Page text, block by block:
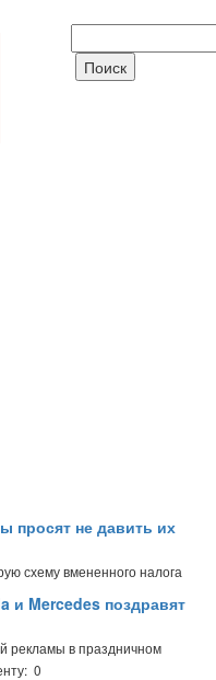
просят не давить их
схему вмененного налога
и Mercedes поздравят
рекламы в праздничном
0